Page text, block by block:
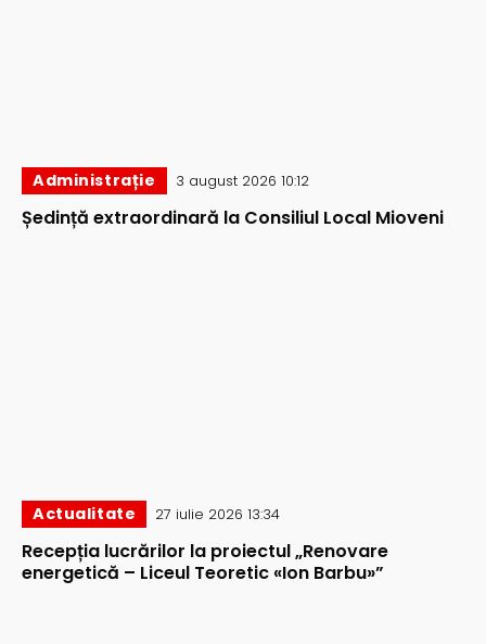
Administrație 3 august 2026 10:12
Ședință extraordinară la Consiliul Local Mioveni
Actualitate 27 iulie 2026 13:34
Recepția lucrărilor la proiectul „Renovare
energetică – Liceul Teoretic «Ion Barbu»”